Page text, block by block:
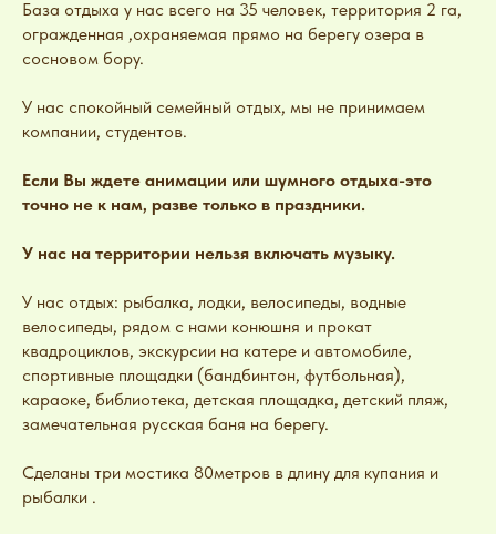
База отдыха у нас всего на 35 человек, территория 2 га,
огражденная ,охраняемая прямо на берегу озера в
сосновом бору.
У нас спокойный семейный отдых, мы не принимаем
компании, студентов.
Если Вы ждете анимации или шумного отдыха-это
точно не к нам, разве только в праздники.
У нас на территории нельзя включать музыку.
У нас отдых: рыбалка, лодки, велосипеды, водные
велосипеды, рядом с нами конюшня и прокат
квадроциклов, экскурсии на катере и автомобиле,
спортивные площадки (бандбинтон, футбольная),
караоке, библиотека, детская площадка, детский пляж,
замечательная русская баня на берегу.
Сделаны три мостика 80метров в длину для купания и
рыбалки .